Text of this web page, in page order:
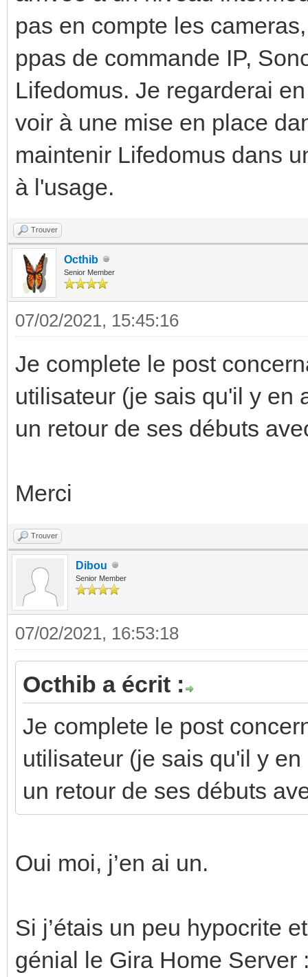
pas en compte les
ppas de commande IP,
Lifedomus. Je regarderai
voir à une mise en place
maintenir Lifedomus dans
à l'usage.
Trouver
Octhib
Senior Member
07/02/2021, 15:45:16
Je complete le post
utilisateur (je sais qu'il y en
un retour de ses débuts
Merci
Trouver
Dibou
Senior Member
07/02/2021, 16:53:18
Octhib a écrit :
Je complete le post
utilisateur (je sais qu'il y
un retour de ses débuts
Oui moi, j’en ai un.
Si j’étais un peu hypocrite
génial le Gira Home Server